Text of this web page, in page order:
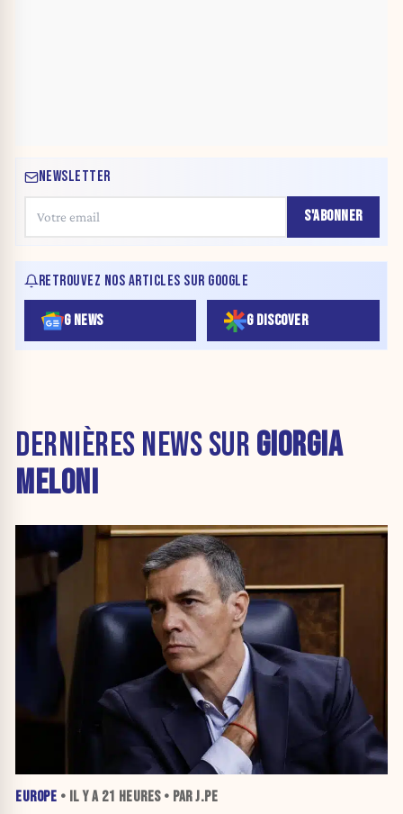
NEWSLETTER
S'ABONNER
RETROUVEZ NOS ARTICLES SUR GOOGLE
G NEWS G DISCOVER
DERNIÈRES NEWS SUR GIORGIA
MELONI
EUROPE • IL Y A 21 HEURES• PAR J.PE